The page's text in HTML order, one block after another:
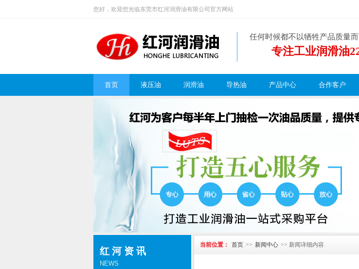
您好，欢迎您光临东莞市红河润滑油有限公司官方网站
任何时候都不以牺牲产品质量
专注工业润滑油
首页 液压油 润滑油 导热油 产品中心 合作客户
红河资讯
NEWS
当前位置： 首页 >> 新闻中心 >> 新闻详细内容